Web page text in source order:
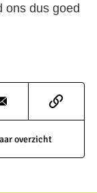
ons dus goed
overzicht